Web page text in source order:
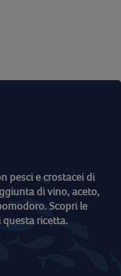
pesci e crostacei di
di vino, aceto,
Scopri le
ricetta.